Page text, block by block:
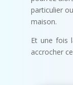
particulier
maison.
Et une fois
accrocher